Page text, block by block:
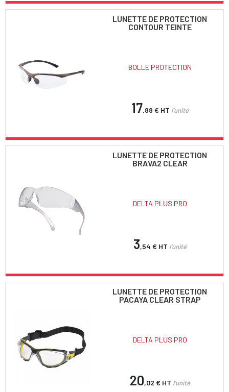
LUNETTE DE PROTECTION
CONTOUR TEINTE
BOLLE PROTECTION
17,88 € HT l'unité
LUNETTE DE PROTECTION
BRAVA2 CLEAR
DELTA PLUS PRO
3,54 € HT l'unité
LUNETTE DE PROTECTION
PACAYA CLEAR STRAP
DELTA PLUS PRO
20,02 € HT l'unité